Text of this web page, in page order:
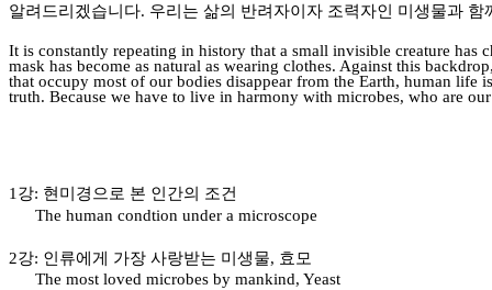
알려드리겠습니다. 우리는 삶의 반려자이자 조력자인 미생물과
It is constantly repeating in history that a small invisible creature
mask has become as natural as wearing clothes. Against this
that occupy most of our bodies disappear from the Earth, human
truth. Because we have to live in harmony with microbes, who are
1강: 현미경으로 본 인간의 조건
The human condtion under a microscope
2강: 인류에게 가장 사랑받는 미생물, 효모
The most loved microbes by mankind, Yeast